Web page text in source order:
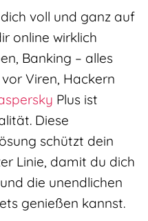
voll und ganz auf
online wirklich
Banking – alles
Viren, Hackern
Plus ist
Diese
schützt dein
Linie, damit du dich
die unendlichen
genießen kannst.